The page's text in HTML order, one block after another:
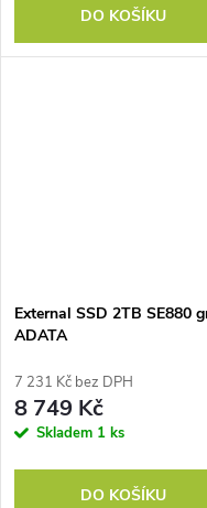
DO KOŠÍKU
External SSD 2TB SE880
ADATA
7 231 Kč bez DPH
8 749 Kč
Skladem 1 ks
DO KOŠÍKU